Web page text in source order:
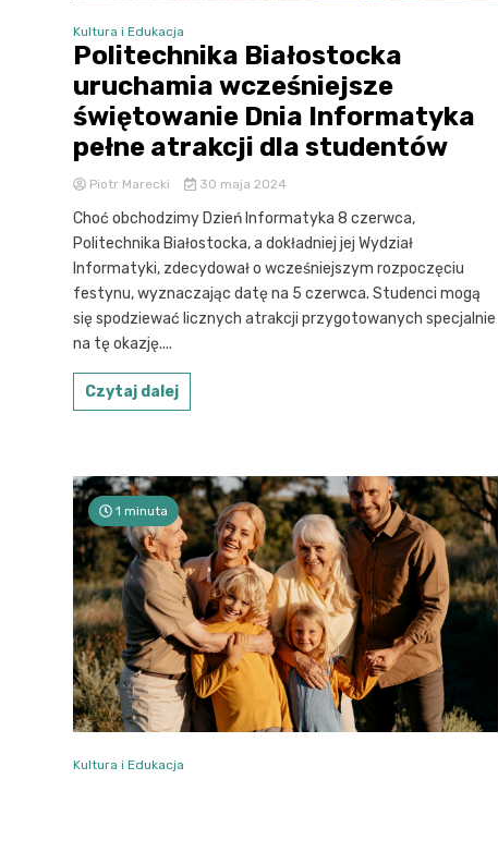
Kultura i Edukacja
Politechnika Białostocka
uruchamia wcześniejsze
świętowanie Dnia Informatyka
pełne atrakcji dla studentów
Piotr Marecki 30 maja 2024
Choć obchodzimy Dzień Informatyka 8 czerwca,
Politechnika Białostocka, a dokładniej jej Wydział
Informatyki, zdecydował o wcześniejszym rozpoczęciu
festynu, wyznaczając datę na 5 czerwca. Studenci mogą
się spodziewać licznych atrakcji przygotowanych specjalnie
na tę okazję....
Czytaj dalej
1 minuta
Kultura i Edukacja